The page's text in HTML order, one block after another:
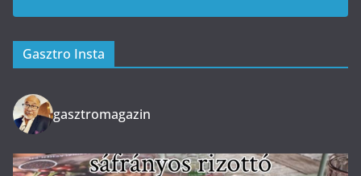
Gasztro Insta
gasztromagazin